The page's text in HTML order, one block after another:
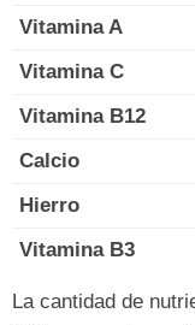
Vitamina A
Vitamina C
Vitamina B12
Calcio
Hierro
Vitamina B3
La cantidad de